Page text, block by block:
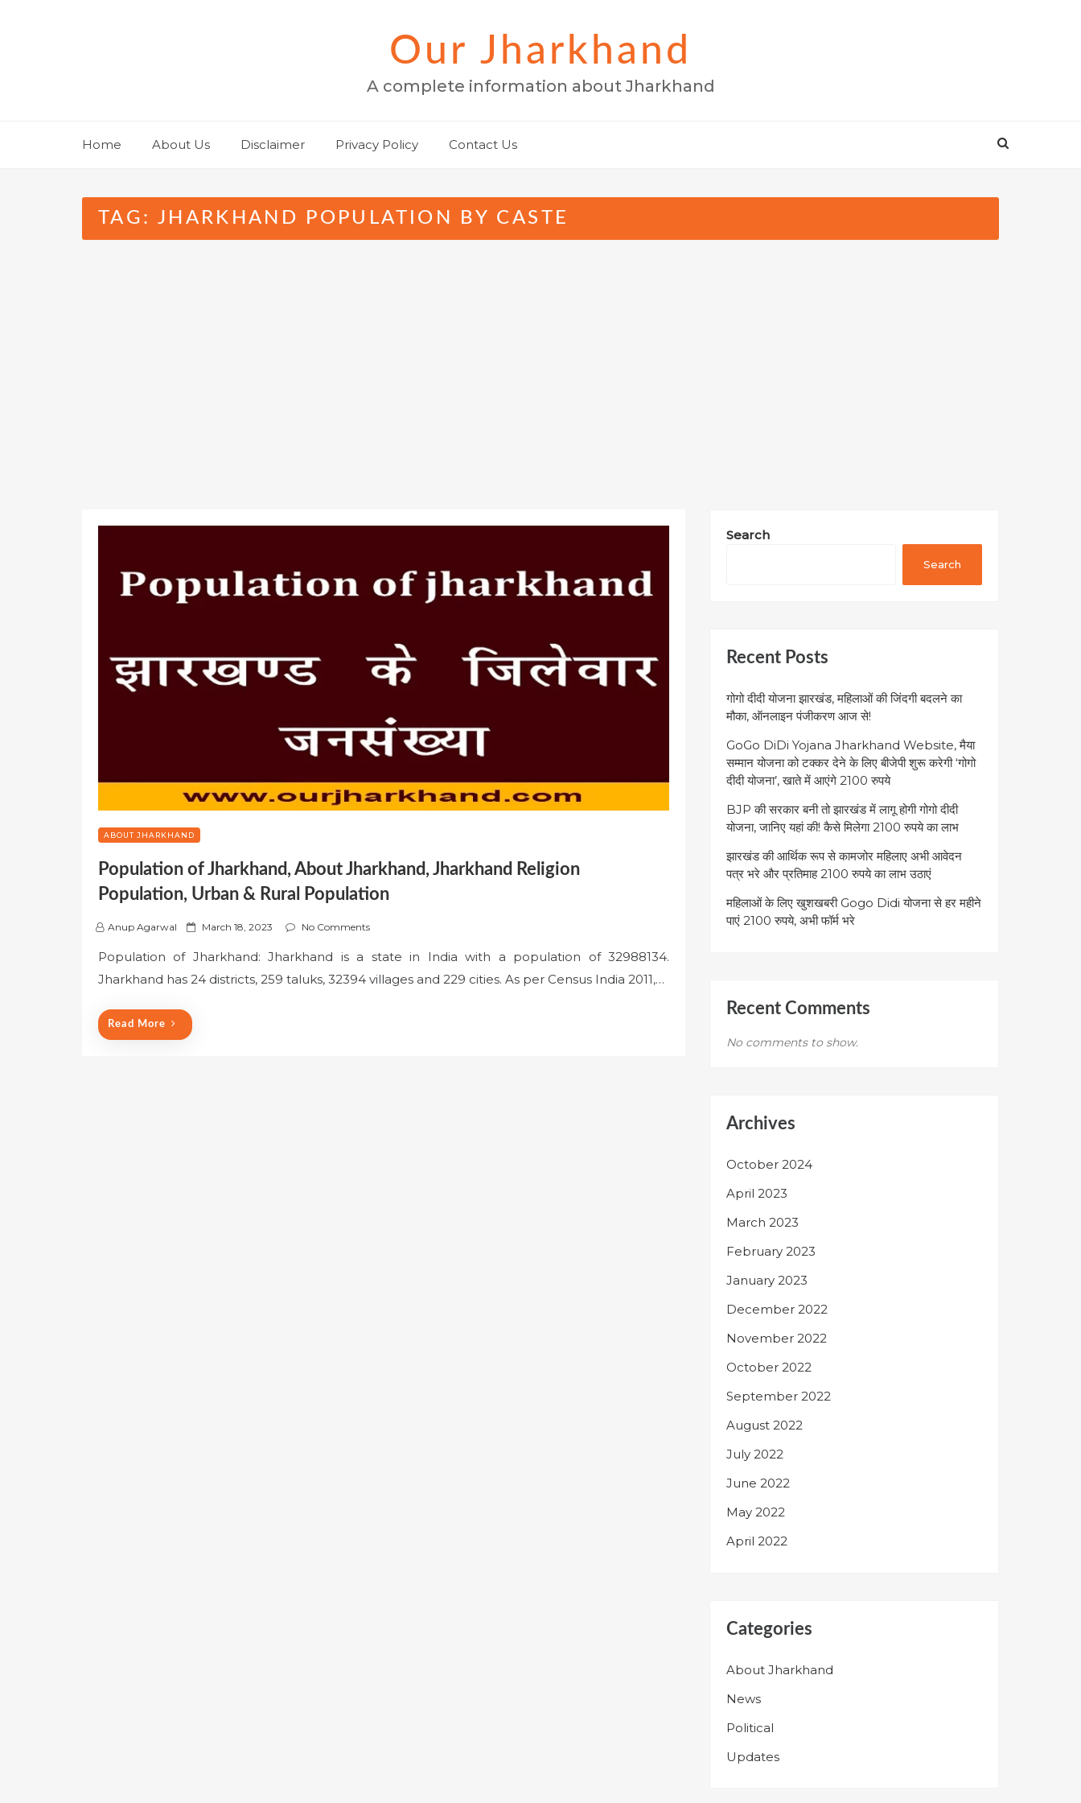
Our Jharkhand
A complete information about Jharkhand
Home About Us Disclaimer Privacy Policy Contact Us
TAG: JHARKHAND POPULATION BY CASTE
ABOUT JHARKHAND
Population of Jharkhand, About Jharkhand, Jharkhand Religion
Population, Urban & Rural Population
Anup Agarwal
P
s
t
March 18, 2023 No Comments
Population of Jharkhand: Jharkhand is a state in India with a population of 32988134.
Jharkhand has 24 districts, 259 taluks, 32394 villages and 229 cities. As per Census India 2011,…
Read More
Search
Search
Recent Posts
गोगो दीदी योजना झारखंड, महिलाओं की जिंदगी बदलने का
मौका, ऑनलाइन पंजीकरण आज से!
GoGo DiDi Yojana Jharkhand Website, मैया
सम्मान योजना को टक्कर देने के लिए बीजेपी शुरू करेगी ‘गोगो
दीदी योजना’, खाते में आएंगे 2100 रुपये
BJP की सरकार बनी तो झारखंड में लागू होगी गोगो दीदी
योजना, जानिए यहां की! कैसे मिलेगा 2100 रुपये का लाभ
झारखंड की आर्थिक रूप से कामजोर महिलाए अभी आवेदन
पत्र भरे और प्रतिमाह 2100 रुपये का लाभ उठाएं
महिलाओं के लिए खुशखबरी Gogo Didi योजना से हर महीने
पाएं 2100 रुपये, अभी फॉर्म भरे
Recent Comments
No comments to show.
Archives
October 2024
April 2023
March 2023
February 2023
January 2023
December 2022
November 2022
October 2022
September 2022
August 2022
July 2022
June 2022
May 2022
April 2022
Categories
About Jharkhand
News
Political
Updates